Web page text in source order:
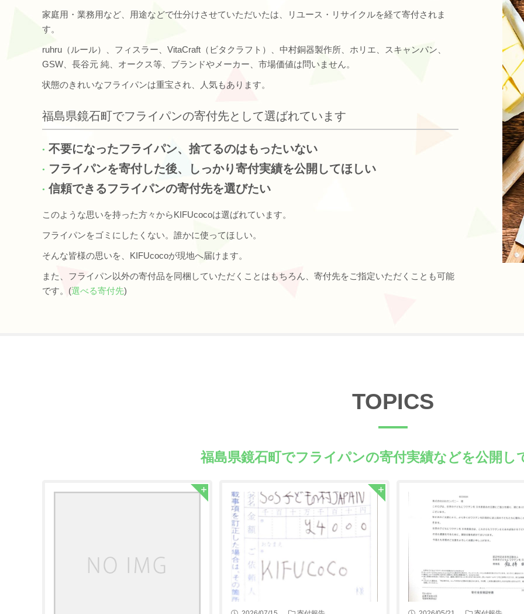
家庭用・業務用など、用途などで仕分けさせていただいたは、リユース・リサイクルを経て寄付されま
す。
ruhru（ルール）、フィスラー、VitaCraft（ビタクラフト）、中村銅器製作所、ホリエ、スキャンパン、
GSW、長谷元 純、オークス等、ブランドやメーカー、市場価値は問いません。
状態のきれいなフライパンは重宝され、人気もあります。
福島県鏡石町でフライパンの寄付先として選ばれています
不要になったフライパン、捨てるのはもったいない
フライパンを寄付した後、しっかり寄付実績を公開してほしい
信頼できるフライパンの寄付先を選びたい
このような思いを持った方々からKIFUcocoは選ばれています。
フライパンをゴミにしたくない。誰かに使ってほしい。
そんな皆様の思いを、KIFUcocoが現地へ届けます。
また、フライパン以外の寄付品を同梱していただくことはもちろん、寄付先をご指定いただくことも可能
です。(選べる寄付先)
TOPICS
福島県鏡石町でフライパンの寄付実績などを公開し